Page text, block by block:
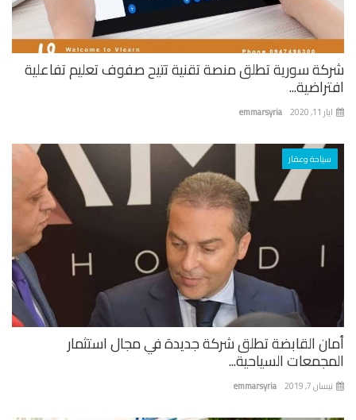
سورية تطلق منصة تقنية تتيح صفوف تعليم تفاعلية
emmarsyria
سياحة وعقار
القابضة تطلق شركة جديدة في مجال استثمار
السياحية...
emmarsyria 7, 2019